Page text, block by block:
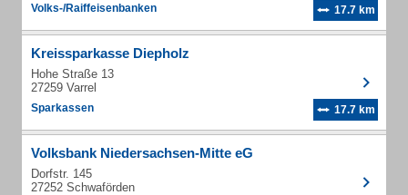
Volks-/Raiffeisenbanken 17.7 km
Kreissparkasse Diepholz
Hohe Straße 13
27259 Varrel
Sparkassen 17.7 km
Volksbank Niedersachsen-Mitte eG
Dorfstr. 145
27252 Schwaförden